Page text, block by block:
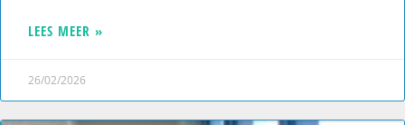
LEES MEER »
26/02/2026